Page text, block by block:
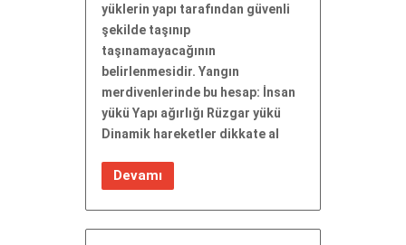
yüklerin yapı tarafından güvenli
şekilde taşınıp
taşınamayacağının
belirlenmesidir. Yangın
merdivenlerinde bu hesap: İnsan
yükü Yapı ağırlığı Rüzgar yükü
Dinamik hareketler dikkate al
Devamı